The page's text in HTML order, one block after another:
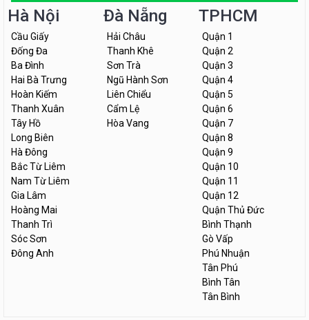
Hà Nội
Cầu Giấy
Đống Đa
Ba Đình
Hai Bà Trưng
Hoàn Kiếm
Thanh Xuân
Tây Hồ
Long Biên
Hà Đông
Bắc Từ Liêm
Nam Từ Liêm
Gia Lâm
Hoàng Mai
Thanh Trì
Sóc Sơn
Đông Anh
Đà Nẵng
Hải Châu
Thanh Khê
Sơn Trà
Ngũ Hành Sơn
Liên Chiểu
Cẩm Lệ
Hòa Vang
TPHCM
Quận 1
Quận 2
Quận 3
Quận 4
Quận 5
Quận 6
Quận 7
Quận 8
Quận 9
Quận 10
Quận 11
Quận 12
Quận Thủ Đức
Bình Thạnh
Gò Vấp
Phú Nhuận
Tân Phú
Bình Tân
Tân Bình